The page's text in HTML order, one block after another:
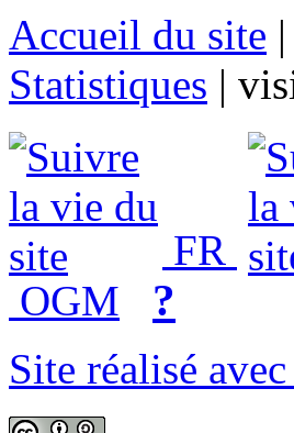
Accueil du site |
Statistiques |
FR
OGM
?
Site réalisé